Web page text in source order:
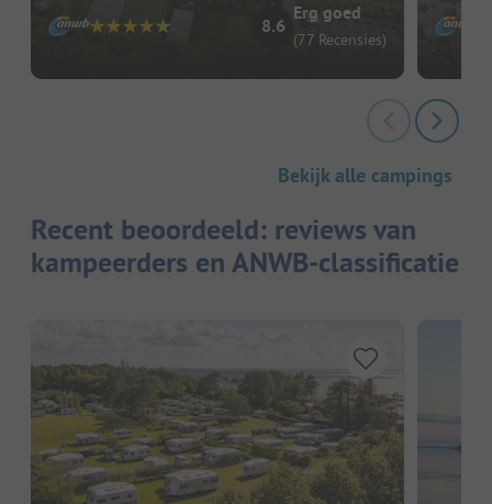
8.6
Erg goed
(77 Recensies)
Bekijk alle campings
Recent beoordeeld: reviews van
kampeerders en ANWB-classificatie